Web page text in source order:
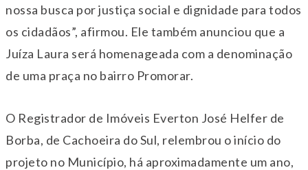
nossa busca por justiça social e dignidade para todos
os cidadãos”, afirmou. Ele também anunciou que a
Juíza Laura será homenageada com a denominação
de uma praça no bairro Promorar.
O Registrador de Imóveis Everton José Helfer de
Borba, de Cachoeira do Sul, relembrou o início do
projeto no Município, há aproximadamente um ano,